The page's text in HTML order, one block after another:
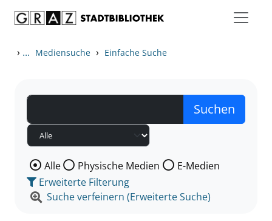
› ... Mediensuche › Einfache Suche
Wählen Sie die Medienart nach der Sie suchen wollen.
Alle Physische Medien
E-Medien
Erweiterte Filterung
Suche verfeinern (Erweiterte Suche)